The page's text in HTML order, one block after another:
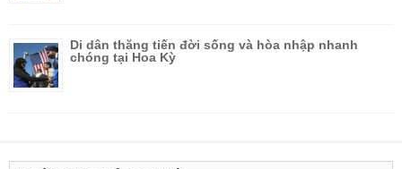
Di dân thăng tiến đời sống và hòa nhập nhanh
chóng tại Hoa Kỳ